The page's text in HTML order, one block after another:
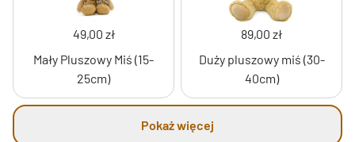
49,00 zł
Mały Pluszowy Miś (15-
25cm)
89,00 zł
Duży pluszowy miś (30-
40cm)
Pokaż więcej